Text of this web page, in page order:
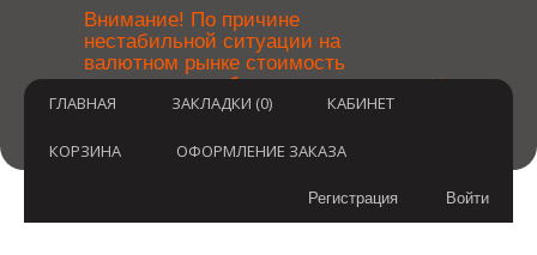
Внимание! По причине
нестабильной ситуации на
валютном рынке стоимость
товаров может быть уточнена
после оформления заказа.
неудобства.
×
ГЛАВНАЯ ЗАКЛАДКИ (0) КАБИНЕТ
КОРЗИНА ОФОРМЛЕНИЕ ЗАКАЗА
Войти
Регистрация